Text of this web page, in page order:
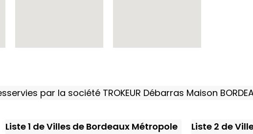
par la société TROKEUR Débarras Maison
Liste 1 de Villes de Bordeaux Métropole
Liste 2 de